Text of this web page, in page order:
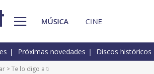
MÚSICA CINE
Próximas novedades Discos históricos
> Te lo digo a ti